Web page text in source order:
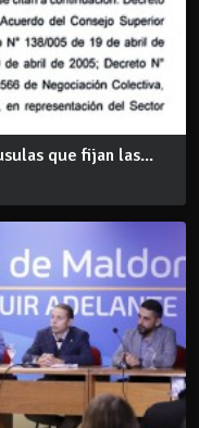
que fijan las...